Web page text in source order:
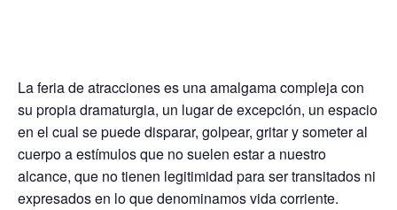
La feria de atracciones es una amalgama compleja con
su propia dramaturgia, un lugar de excepción, un espacio
en el cual se puede disparar, golpear, gritar y someter al
cuerpo a estímulos que no suelen estar a nuestro
alcance, que no tienen legitimidad para ser transitados ni
expresados en lo que denominamos vida corriente.